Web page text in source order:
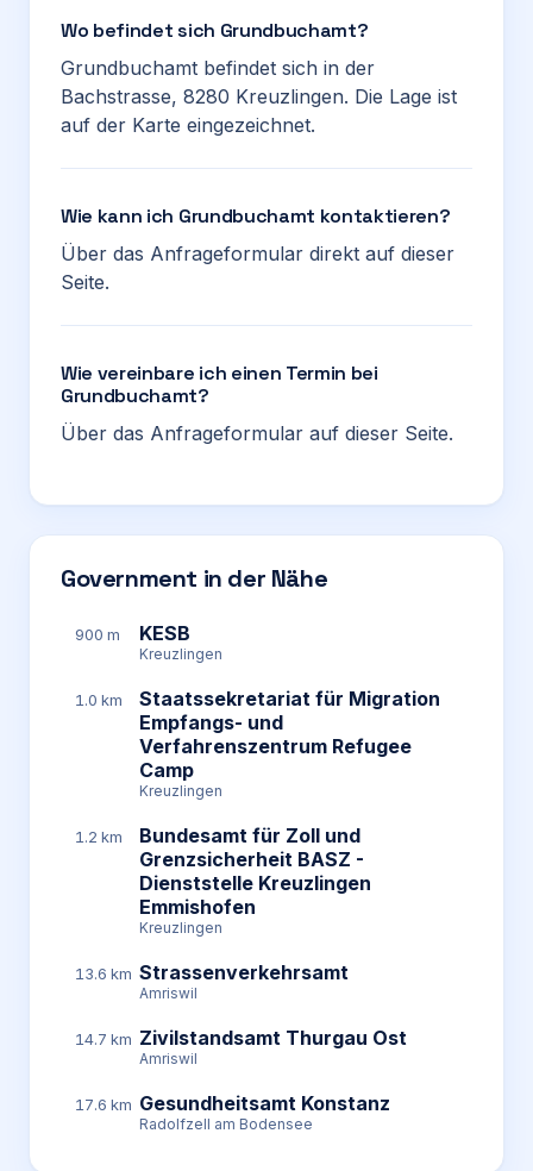
Wo befindet sich Grundbuchamt?
Grundbuchamt befindet sich in der
Bachstrasse, 8280 Kreuzlingen. Die Lage ist
auf der Karte eingezeichnet.
Wie kann ich Grundbuchamt kontaktieren?
Über das Anfrageformular direkt auf dieser
Seite.
Wie vereinbare ich einen Termin bei
Grundbuchamt?
Über das Anfrageformular auf dieser Seite.
Government in der Nähe
900 m KESB
Kreuzlingen
1.0 km
Staatssekretariat für Migration
Empfangs- und
Verfahrenszentrum Refugee
Camp
Kreuzlingen
1.2 km
Bundesamt für Zoll und
Grenzsicherheit BASZ -
Dienststelle Kreuzlingen
Emmishofen
Kreuzlingen
13.6 km Strassenverkehrsamt
Amriswil
14.7 km Zivilstandsamt Thurgau Ost
Amriswil
17.6 km Gesundheitsamt Konstanz
Radolfzell am Bodensee